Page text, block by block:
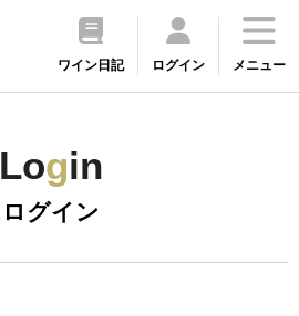
ワイン日記 ログイン メニュー
Login
ログイン